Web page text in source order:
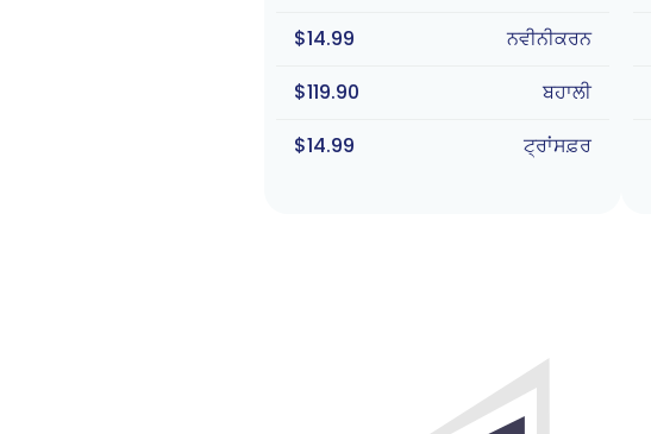
$14.99
ਨਵੀਨੀਕਰਨ
$119.90
ਬਹਾਲੀ
$14.99
ਟ੍ਰਾਂਸਫ਼ਰ